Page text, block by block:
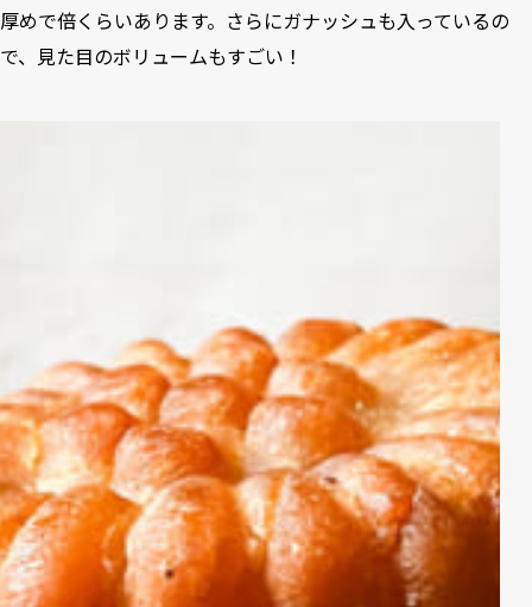
厚めで倍くらいあります。さらにガナッシュも入っているの
で、見た目のボリュームもすごい！